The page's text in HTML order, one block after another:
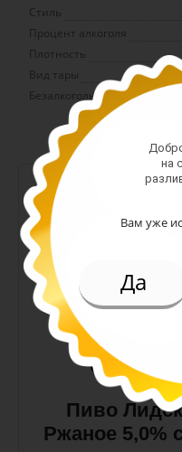
Стиль
Процент алкоголя
Плотность
Вид тары
Безалкогольное
Пиво
Ржаное 5,0%
на
Вам уже
Да